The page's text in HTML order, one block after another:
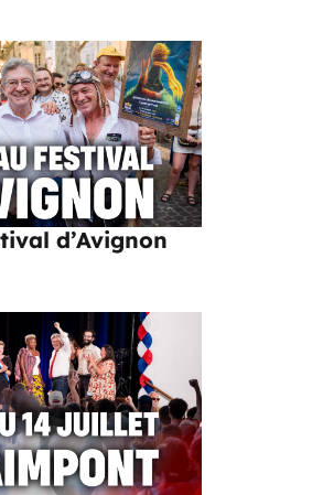
d’Avignon